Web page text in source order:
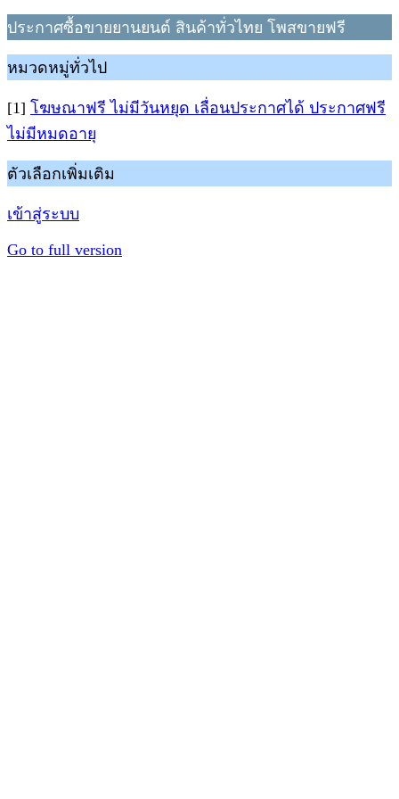
ประกาศซื้อขายยานยนต์ สินค้าทั่วไทย โพสขายฟรี
หมวดหมู่ทั่วไป
[1] โฆษณาฟรี ไม่มีวันหยุด เลื่อนประกาศได้ ประกาศฟรี
ไม่มีหมดอายุ
ตัวเลือกเพิ่มเติม
เข้าสู่ระบบ
Go to full version